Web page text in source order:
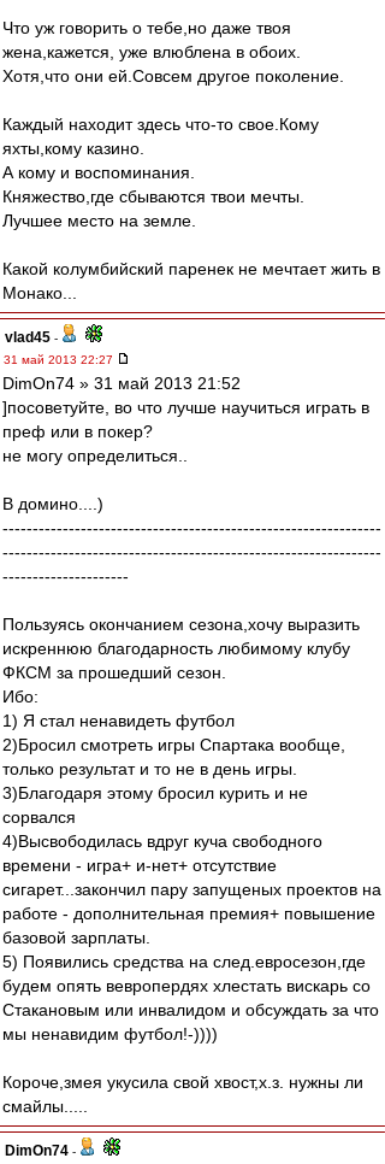
Что уж говорить о тебе,но даже твоя
жена,кажется, уже влюблена в обоих.
Хотя,что они ей.Совсем другое поколение.
Каждый находит здесь что-то свое.Кому
яхты,кому казино.
А кому и воспоминания.
Княжество,где сбываются твои мечты.
Лучшее место на земле.
Какой колумбийский паренек не мечтает жить в
Монако...
vlad45 -
31 май 2013 22:27
DimOn74 » 31 май 2013 21:52
]посоветуйте, во что лучше научиться играть в
преф или в покер?
не могу определиться..
В домино....)
---------------------------------------------------------------
---------------------------------------------------------------
---------------------
Пользуясь окончанием сезона,хочу выразить
искреннюю благодарность любимому клубу
ФКСМ за прошедший сезон.
Ибо:
1) Я стал ненавидеть футбол
2)Бросил смотреть игры Спартака вообще,
только результат и то не в день игры.
3)Благодаря этому бросил курить и не
сорвался
4)Высвободилась вдруг куча свободного
времени - игра+ и-нет+ отсутствие
сигарет...закончил пару запущеных проектов на
работе - дополнительная премия+ повышение
базовой зарплаты.
5) Появились средства на след.евросезон,где
будем опять вевропердях хлестать вискарь со
Стакановым или инвалидом и обсуждать за что
мы ненавидим футбол!-))))
Короче,змея укусила свой хвост,х.з. нужны ли
смайлы.....
DimOn74 -